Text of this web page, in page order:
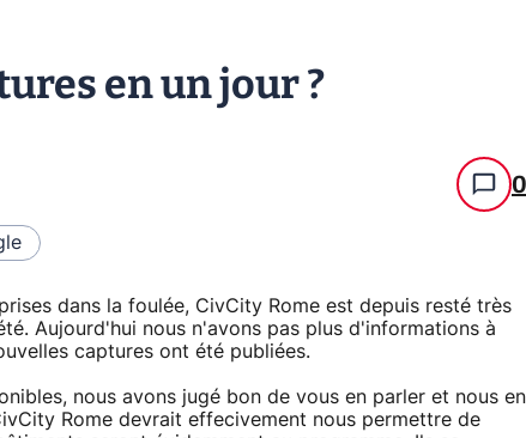
en un jour ?
0
dans la foulée, CivCity Rome est depuis resté très
Aujourd'hui nous n'avons pas plus d'informations à
captures ont été publiées.
nous avons jugé bon de vous en parler et nous en
Rome devrait effecivement nous permettre de